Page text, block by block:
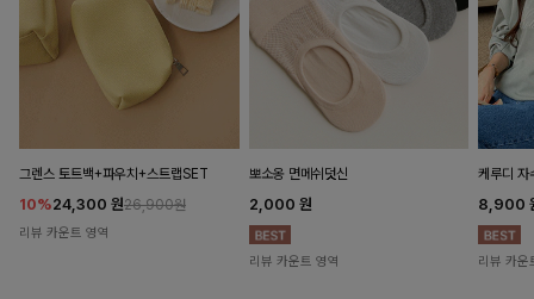
그렌스 토트백+파우치+스트랩SET
10%24,300 원26,900원
리뷰 카운트 영역
뽀소옹 면메쉬덧신
2,000 원
리뷰 카운트 영역
케루디 자
8,900
리뷰 카운